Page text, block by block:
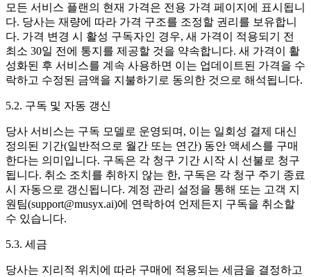
모든 서비스 플랜의 현재 가격은 전용 가격 페이지에 표시됩니
다. 당사는 재량에 따라 가격 구조를 조정할 권리를 보유합니
다. 가격 변경 시 활성 구독자인 경우, 새 가격이 적용되기 전
최소 30일 전에 통지를 제공할 것을 약속합니다. 새 가격이 활
성화된 후 서비스를 계속 사용하면 이는 업데이트된 가격을 수
락하고 수정된 금액을 지불하기로 동의한 것으로 해석됩니다.
5.2. 구독 및 자동 갱신
당사 서비스는 구독 모델로 운영되며, 이는 일회성 결제 대신
정의된 기간(일반적으로 월간 또는 연간) 동안 액세스를 구매
한다는 의미입니다. 구독은 각 청구 기간 시작 시 선불로 청구
됩니다. 취소 조치를 취하지 않는 한, 구독은 각 청구 주기 종료
시 자동으로 갱신됩니다. 계정 관리 설정을 통해 또는 고객 지
원팀(support@musyx.ai)에 연락하여 언제든지 구독을 취소할
수 있습니다.
5.3. 세금
당사는 지리적 위치에 따라 구매에 적용되는 세금을 결정하고